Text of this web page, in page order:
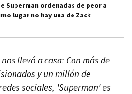
Superman ordenadas de peor a
lugar no hay una de Zack
llevó a casa: Con más de
y un millón de
sociales, 'Superman' es